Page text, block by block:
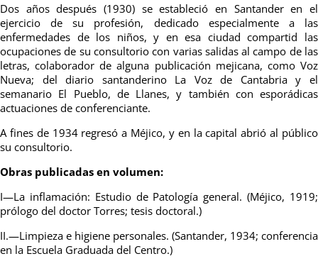
Dos años después (1930) se estableció en Santander en el
ejercicio de su profesión, dedicado especialmente a las
enfermedades de los niños, y en esa ciudad compartid las
ocupaciones de su consultorio con varias salidas al campo de las
letras, colaborador de alguna publicación mejicana, como Voz
Nueva; del diario santanderino La Voz de Cantabria y el
semanario El Pueblo, de Llanes, y también con esporádicas
actuaciones de conferenciante.
A fines de 1934 regresó a Méjico, y en la capital abrió al público
su consultorio.
Obras publicadas en volumen:
I—La inflamación: Estudio de Patología general. (Méjico, 1919;
prólogo del doctor Torres; tesis doctoral.)
II.—Limpieza e higiene personales. (Santander, 1934; conferencia
en la Escuela Graduada del Centro.)